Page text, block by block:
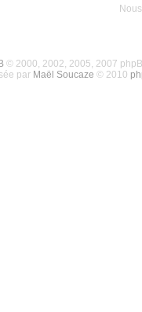
© 2000, 2002, 2005, 2007
par Maël Soucaze © 2010